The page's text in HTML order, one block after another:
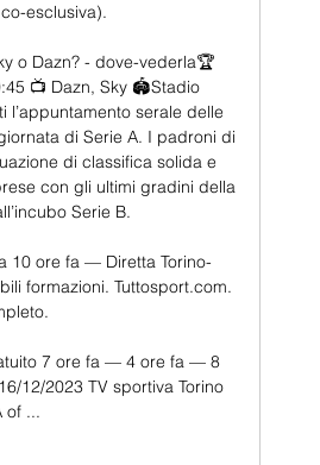
esclusiva).
o Dazn? - dove-vederla🏆
📺 Dazn, Sky 🏟Stadio
serale delle
di Serie A. I padroni di
di classifica solida e
con gli ultimi gradini della
Serie B.
10 ore fa — Diretta Torino-
formazioni. Tuttosport.com.
7 ore fa — 4 ore fa — 8
12/2023 TV sportiva Torino
...